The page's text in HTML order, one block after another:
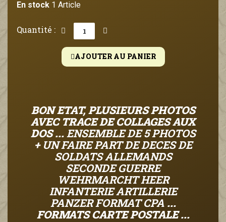
En stock 1 Article
Quantité :
AJOUTER AU PANIER
BON ETAT, PLUSIEURS PHOTOS
AVEC TRACE DE COLLAGES AUX
DOS ...ENSEMBLE DE 5 PHOTOS
+ UN FAIRE PART DE DECES DE
SOLDATS ALLEMANDS
SECONDE GUERRE
WEHRMARCHT HEER
INFANTERIE ARTILLERIE
PANZER FORMAT CPA ...
FORMATS CARTE POSTALE ...